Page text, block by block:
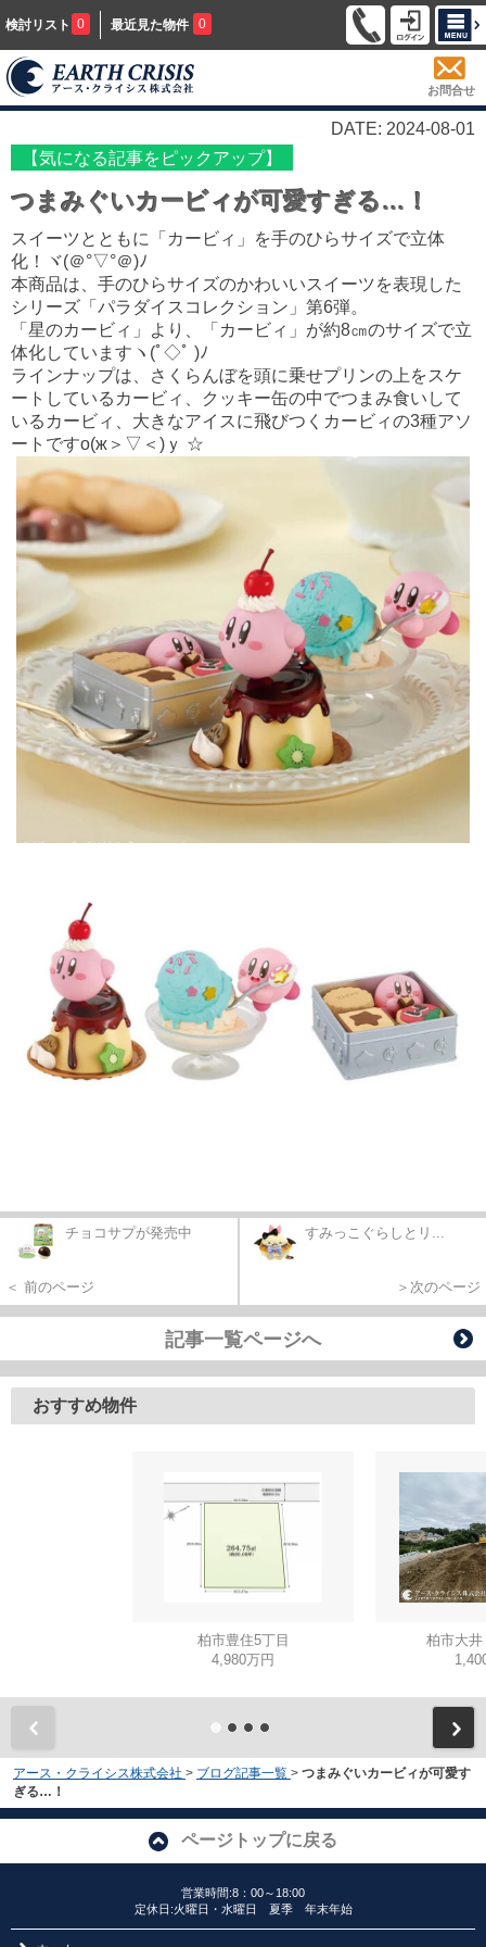
検討リスト 0 最近見た物件 0
お問合せ
DATE: 2024-08-01
【気になる記事をピックアップ】
つまみぐいカービィが可愛すぎる…！
スイーツとともに「カービィ」を手のひらサイズで立体
化！ヾ(＠°▽°＠)ﾉ
本商品は、手のひらサイズのかわいいスイーツを表現した
シリーズ「パラダイスコレクション」第6弾。
「星のカービィ」より、「カービィ」が約8㎝のサイズで立
体化していますヽ(ﾟ◇ﾟ )ﾉ
ラインナップは、さくらんぼを頭に乗せプリンの上をスケ
ートしているカービィ、クッキー缶の中でつまみ食いして
いるカービィ、大きなアイスに飛びつくカービィの3種アソ
ートですо(ж＞▽＜)ｙ ☆
チョコサプが発売中
＜ 前のページ
すみっこぐらしとリ...
＞次のページ
記事一覧ページへ
おすすめ物件
柏市豊住5丁目
4,980万円
柏市大
アース・クライシス株式会社 > ブログ記事一覧 > つまみぐいカービィが可愛す
ぎる…！
ページトップに戻る
営業時間:8：00～18:00
定休日:火曜日・水曜日 夏季 年末年始